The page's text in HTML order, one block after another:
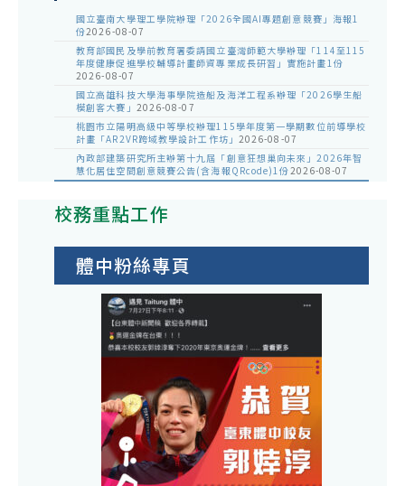
國立臺南大學理工學院辦理「2026全國AI專題創意競賽」海報1
份2026-08-07
教育部國民及學前教育署委請國立臺灣師範大學辦理「114至115
年度健康促進學校輔導計畫師資專業成長研習」實施計畫1份
2026-08-07
國立高雄科技大學海事學院造船及海洋工程系辦理「2026學生船
模創客大賽」 2026-08-07
桃園市立陽明高級中等學校辦理115學年度第一學期數位前導學校
計畫「AR2VR跨域教學設計工作坊」 2026-08-07
內政部建築研究所主辦第十九屆「創意狂想巢向未來」2026年智
慧化居住空間創意競賽公告(含海報QRcode)1份2026-08-07
校務重點工作
體中粉絲專頁